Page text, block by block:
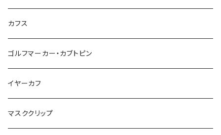
星
鳥
てんとう虫
鳥
食品
カモフラージュ
square
天使
リボン
マーブル
音楽
カメオ
ハート
羊
牛
カメ
イルカ
星
カメラ
音楽
バイオリン
カメオ
バルーン
ハロウィン
紐
鳥
バルーン
星
アルファベット
ハロウィン
カメオ
スクエア
結び
カフス
ゴルフマーカー・カブトピン
イヤーカフ
マスククリップ